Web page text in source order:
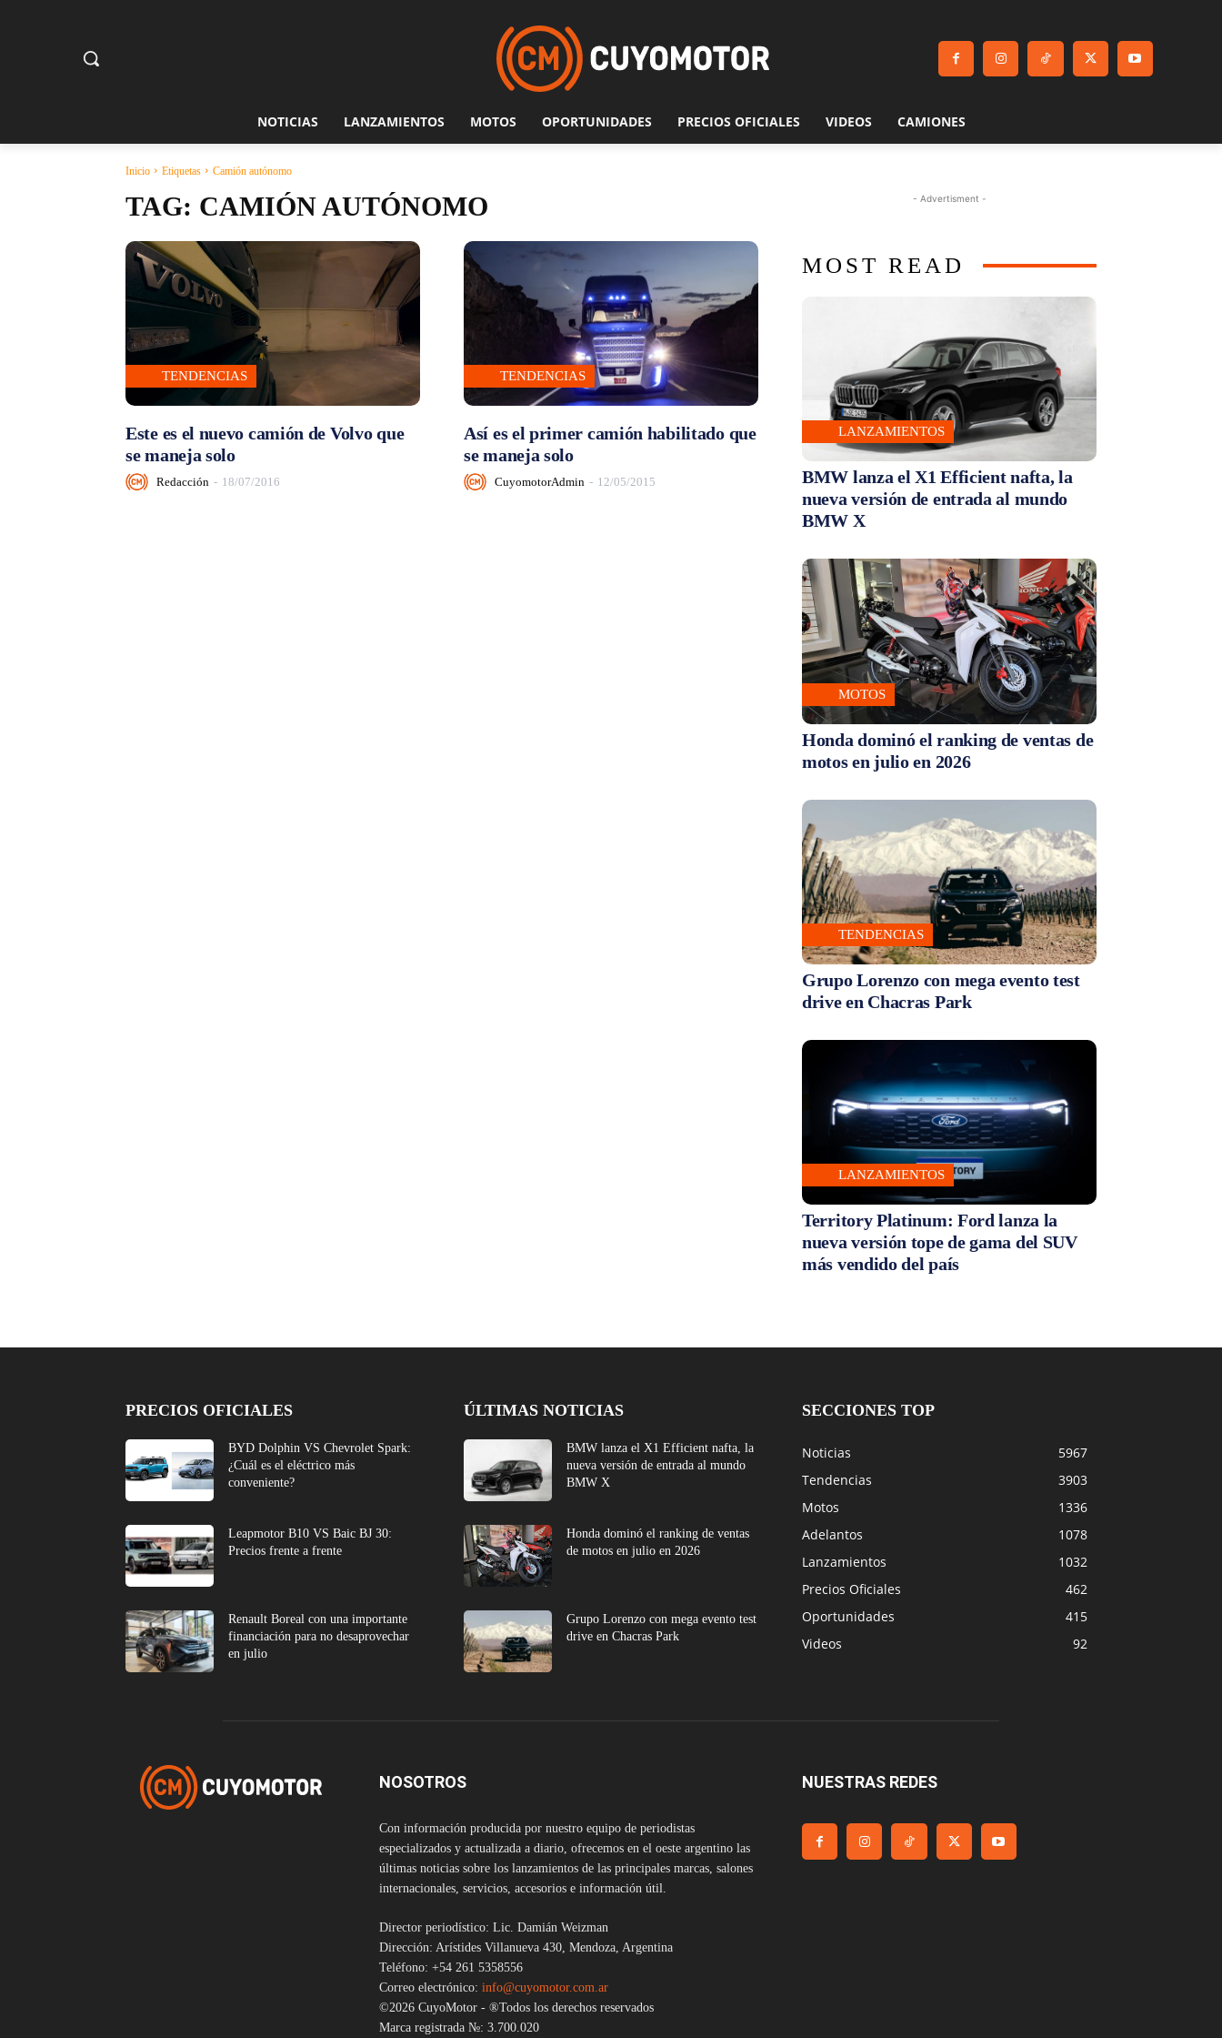
NOTICIAS LANZAMIENTOS MOTOS OPORTUNIDADES PRECIOS OFICIALES VIDEOS CAMIONES
Inicio Etiquetas Camión autónomo
TAG: CAMIÓN AUTÓNOMO
TENDENCIAS
Este es el nuevo camión de Volvo que
se maneja solo
Redacción - 18/07/2016
TENDENCIAS
Así es el primer camión habilitado que
se maneja solo
CuyomotorAdmin - 12/05/2015
- Advertisment -
MOST READ
LANZAMIENTOS
BMW lanza el X1 Efficient nafta, la
nueva versión de entrada al mundo
BMW X
MOTOS
Honda dominó el ranking de ventas de
motos en julio en 2026
TENDENCIAS
Grupo Lorenzo con mega evento test
drive en Chacras Park
LANZAMIENTOS
Territory Platinum: Ford lanza la
nueva versión tope de gama del SUV
más vendido del país
PRECIOS OFICIALES
BYD Dolphin VS Chevrolet Spark:
¿Cuál es el eléctrico más
conveniente?
Leapmotor B10 VS Baic BJ 30:
Precios frente a frente
Renault Boreal con una importante
financiación para no desaprovechar
en julio
ÚLTIMAS NOTICIAS
BMW lanza el X1 Efficient nafta, la
nueva versión de entrada al mundo
BMW X
Honda dominó el ranking de ventas
de motos en julio en 2026
Grupo Lorenzo con mega evento test
drive en Chacras Park
SECCIONES TOP
Noticias
5967
Tendencias
3903
Motos
1336
Adelantos
1078
Lanzamientos
1032
Precios Oficiales
462
Oportunidades
415
Videos
92
NOSOTROS
Con información producida por nuestro equipo de periodistas
especializados y actualizada a diario, ofrecemos en el oeste argentino las
últimas noticias sobre los lanzamientos de las principales marcas, salones
internacionales, servicios, accesorios e información útil.
Director periodístico: Lic. Damián Weizman
Dirección: Arístides Villanueva 430, Mendoza, Argentina
Teléfono: +54 261 5358556
Correo electrónico: info@cuyomotor.com.ar
©2026 CuyoMotor - ®Todos los derechos reservados
Marca registrada №: 3.700.020
NUESTRAS REDES